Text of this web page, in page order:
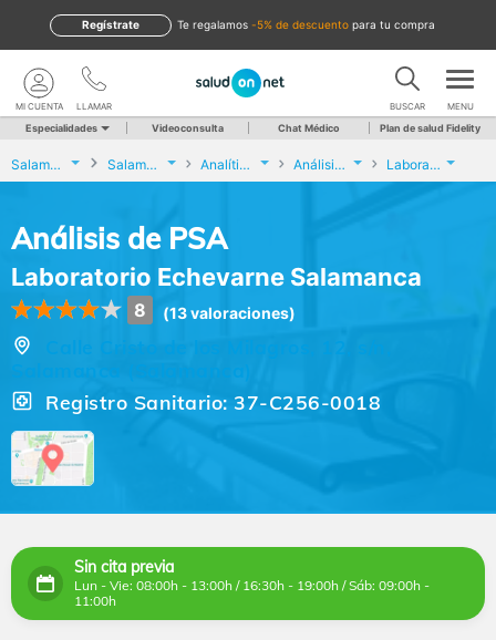
te regalamos -5% de descuento para tu compra
Regístrate
LLAMAR
MI CUENTA BUSCAR MENU
Especialidades Videoconsulta Chat Médico Plan de salud Fidelity
Salamanca Salamanca Analíticas y Genética Análisis de PSA Laboratorio Echevarne Salamanca
Análisis de PSA
Laboratorio Echevarne Salamanca
8 (13 valoraciones)
Calle Cristo de los Milagros, 12, s/n,
Registro Sanitario: 37-C256-0018
Sin cita previa
Lun - Vie: 08:00h - 13:00h / 16:30h - 19:00h / Sáb: 09:00h -
11:00h